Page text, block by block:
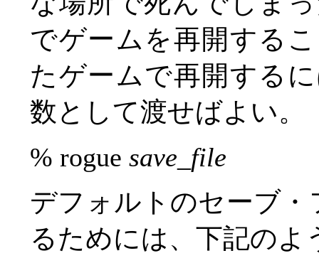
でゲームを再開する
たゲームで再開する
数として渡せばよい。
% rogue save_file
デフォルトのセーブ
るためには、下記の